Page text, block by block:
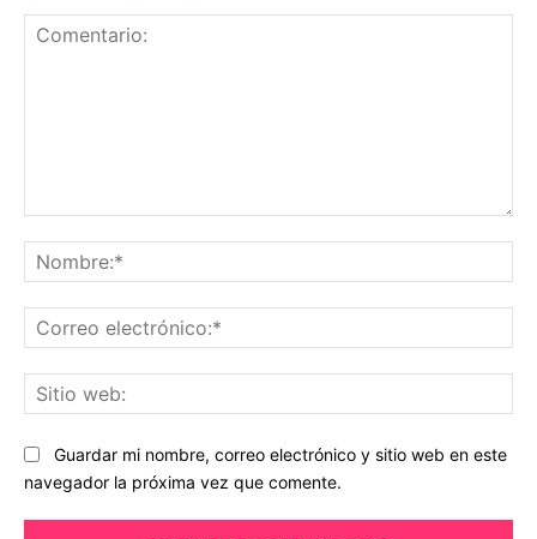
Guardar mi nombre, correo electrónico y sitio web en este
navegador la próxima vez que comente.